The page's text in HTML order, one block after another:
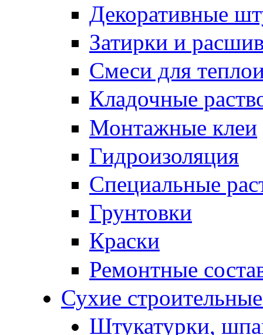
Декоративные
Затирки и
Смеси для
Кладочные
Монтажные клеи
Гидроизоляция
Специальные
Грунтовки
Краски
Ремонтные
Сухие
Штукатурки,